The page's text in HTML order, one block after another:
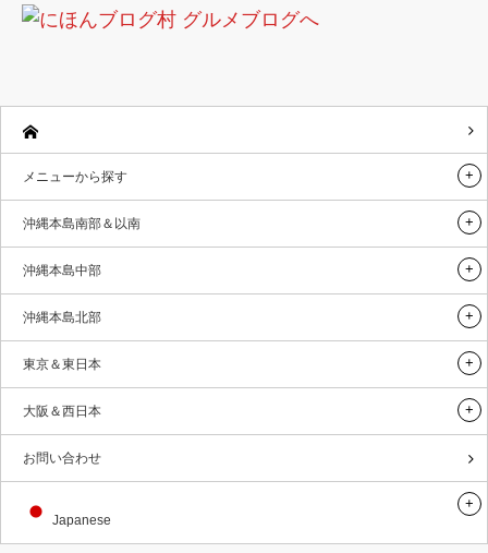
メニューから探す
沖縄本島南部＆以南
沖縄本島中部
沖縄本島北部
東京＆東日本
大阪＆西日本
お問い合わせ
Japanese